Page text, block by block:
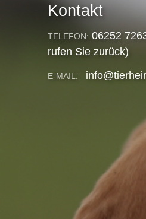
Kontakt
TELEFON: 06252
rufen Sie zurück)
E-MAIL: